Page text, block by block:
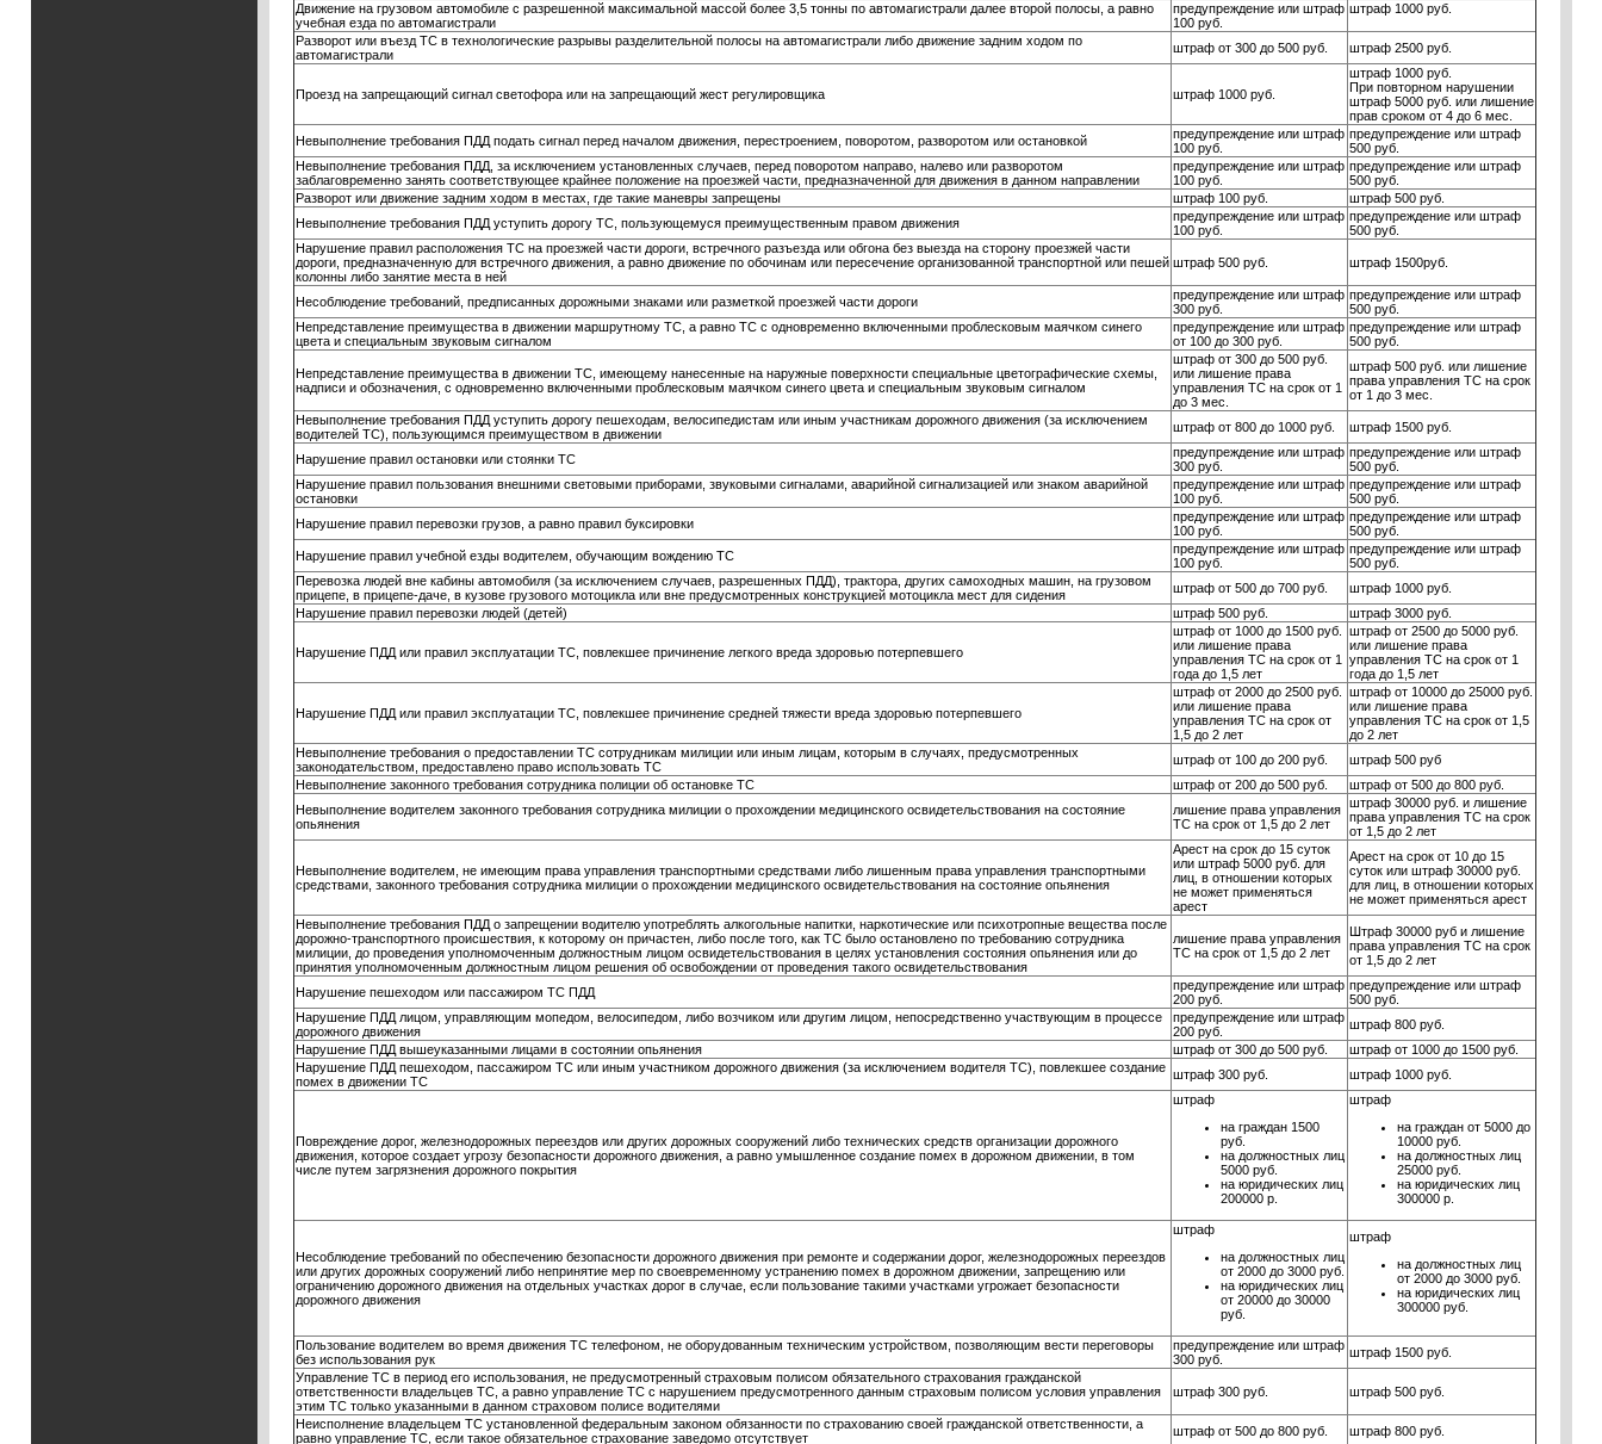
Движение на грузовом автомобиле с разрешенной максимальной массой более 3,5 тонны по автомагистрали далее второй полосы, а равно
учебная езда по автомагистрали
предупреждение или штраф
100 руб.
штраф 1000 руб.
Разворот или въезд ТС в технологические разрывы разделительной полосы на автомагистрали либо движение задним ходом по
автомагистрали
штраф от 300 до 500 руб. штраф 2500 руб.
Проезд на запрещающий сигнал светофора или на запрещающий жест регулировщика штраф 1000 руб.
штраф 1000 руб.
При повторном нарушении
штраф 5000 руб. или лишение
прав сроком от 4 до 6 мес.
Невыполнение требования ПДД подать сигнал перед началом движения, перестроением, поворотом, разворотом или остановкой
предупреждение или штраф
100 руб.
предупреждение или штраф
500 руб.
Невыполнение требования ПДД, за исключением установленных случаев, перед поворотом направо, налево или разворотом
заблаговременно занять соответствующее крайнее положение на проезжей части, предназначенной для движения в данном направлении
предупреждение или штраф
100 руб.
предупреждение или штраф
500 руб.
Разворот или движение задним ходом в местах, где такие маневры запрещены
штраф 100 руб.
штраф 500 руб.
Невыполнение требования ПДД уступить дорогу ТС, пользующемуся преимущественным правом движения
предупреждение или штраф
100 руб.
предупреждение или штраф
500 руб.
Нарушение правил расположения ТС на проезжей части дороги, встречного разъезда или обгона без выезда на сторону проезжей части
дороги, предназначенную для встречного движения, а равно движение по обочинам или пересечение организованной транспортной или пешей
колонны либо занятие места в ней
штраф 500 руб. штраф 1500руб.
Несоблюдение требований, предписанных дорожными знаками или разметкой проезжей части дороги
предупреждение или штраф
300 руб.
предупреждение или штраф
500 руб.
Непредставление преимущества в движении маршрутному ТС, а равно ТС с одновременно включенными проблесковым маячком синего
цвета и специальным звуковым сигналом
предупреждение или штраф
от 100 до 300 руб.
предупреждение или штраф
500 руб.
Непредставление преимущества в движении ТС, имеющему нанесенные на наружные поверхности специальные цветографические схемы,
надписи и обозначения, с одновременно включенными проблесковым маячком синего цвета и специальным звуковым сигналом
штраф от 300 до 500 руб.
или лишение права
управления ТС на срок от 1
до 3 мес.
штраф 500 руб. или лишение
права управления ТС на срок
от 1 до 3 мес.
Невыполнение требования ПДД уступить дорогу пешеходам, велосипедистам или иным участникам дорожного движения (за исключением
водителей ТС), пользующимся преимуществом в движении
штраф от 800 до 1000 руб. штраф 1500 руб.
Нарушение правил остановки или стоянки ТС
предупреждение или штраф
300 руб.
предупреждение или штраф
500 руб.
Нарушение правил пользования внешними световыми приборами, звуковыми сигналами, аварийной сигнализацией или знаком аварийной
остановки
предупреждение или штраф
100 руб.
предупреждение или штраф
500 руб.
Нарушение правил перевозки грузов, а равно правил буксировки
предупреждение или штраф
100 руб.
предупреждение или штраф
500 руб.
Нарушение правил учебной езды водителем, обучающим вождению ТС
предупреждение или штраф
100 руб.
предупреждение или штраф
500 руб.
Перевозка людей вне кабины автомобиля (за исключением случаев, разрешенных ПДД), трактора, других самоходных машин, на грузовом
прицепе, в прицепе-даче, в кузове грузового мотоцикла или вне предусмотренных конструкцией мотоцикла мест для сидения
штраф от 500 до 700 руб.
штраф 1000 руб.
Нарушение правил перевозки людей (детей)
штраф 500 руб. штраф 3000 руб.
Нарушение ПДД или правил эксплуатации ТС, повлекшее причинение легкого вреда здоровью потерпевшего
штраф от 1000 до 1500 руб.
или лишение права
управления ТС на срок от 1
года до 1,5 лет
штраф от 2500 до 5000 руб.
или лишение права
управления ТС на срок от 1
года до 1,5 лет
Нарушение ПДД или правил эксплуатации ТС, повлекшее причинение средней тяжести вреда здоровью потерпевшего
штраф от 2000 до 2500 руб.
или лишение права
управления ТС на срок от
1,5 до 2 лет
штраф от 10000 до 25000 руб.
или лишение права
управления ТС на срок от 1,5
до 2 лет
Невыполнение требования о предоставлении ТС сотрудникам милиции или иным лицам, которым в случаях, предусмотренных
законодательством, предоставлено право использовать ТС
штраф от 100 до 200 руб.
штраф 500 руб
Невыполнение законного требования сотрудника полиции об остановке ТС
штраф от 200 до 500 руб.
штраф от 500 до 800 руб.
Невыполнение водителем законного требования сотрудника милиции о прохождении медицинского освидетельствования на состояние
опьянения
лишение права управления
ТС на срок от 1,5 до 2 лет
штраф 30000 руб. и лишение
права управления ТС на срок
от 1,5 до 2 лет
Невыполнение водителем, не имеющим права управления транспортными средствами либо лишенным права управления транспортными
средствами, законного требования сотрудника милиции о прохождении медицинского освидетельствования на состояние опьянения
Арест на срок до 15 суток
или штраф 5000 руб. для
лиц, в отношении которых
не может применяться
арест
Арест на срок от 10 до 15
суток или штраф 30000 руб.
для лиц, в отношении которых
не может применяться арест
Невыполнение требования ПДД о запрещении водителю употреблять алкогольные напитки, наркотические или психотропные вещества после
дорожно-транспортного происшествия, к которому он причастен, либо после того, как ТС было остановлено по требованию сотрудника
милиции, до проведения уполномоченным должностным лицом освидетельствования в целях установления состояния опьянения или до
принятия уполномоченным должностным лицом решения об освобождении от проведения такого освидетельствования
лишение права управления
ТС на срок от 1,5 до 2 лет
Штраф 30000 руб и лишение
права управления ТС на срок
от 1,5 до 2 лет
Нарушение пешеходом или пассажиром ТС ПДД
предупреждение или штраф
200 руб.
предупреждение или штраф
500 руб.
Нарушение ПДД лицом, управляющим мопедом, велосипедом, либо возчиком или другим лицом, непосредственно участвующим в процессе
дорожного движения
предупреждение или штраф
200 руб.
штраф 800 руб.
Нарушение ПДД вышеуказанными лицами в состоянии опьянения
штраф от 300 до 500 руб.
штраф от 1000 до 1500 руб.
Нарушение ПДД пешеходом, пассажиром ТС или иным участником дорожного движения (за исключением водителя ТС), повлекшее создание
помех в движении ТС
штраф 300 руб. штраф 1000 руб.
Повреждение дорог, железнодорожных переездов или других дорожных сооружений либо технических средств организации дорожного
движения, которое создает угрозу безопасности дорожного движения, а равно умышленное создание помех в дорожном движении, в том
числе путем загрязнения дорожного покрытия
штраф
на граждан 1500
руб.
на должностных лиц
5000 руб.
на юридических лиц
200000 р.
штраф
на граждан от 5000 до
10000 руб.
на должностных лиц
25000 руб.
на юридических лиц
300000 р.
Несоблюдение требований по обеспечению безопасности дорожного движения при ремонте и содержании дорог, железнодорожных переездов
или других дорожных сооружений либо непринятие мер по своевременному устранению помех в дорожном движении, запрещению или
ограничению дорожного движения на отдельных участках дорог в случае, если пользование такими участками угрожает безопасности
дорожного движения
штраф
на должностных лиц
от 2000 до 3000 руб.
на юридических лиц
от 20000 до 30000
руб.
штраф
на должностных лиц
от 2000 до 3000 руб.
на юридических лиц
300000 руб.
Пользование водителем во время движения ТС телефоном, не оборудованным техническим устройством, позволяющим вести переговоры
без использования рук
предупреждение или штраф
300 руб.
штраф 1500 руб.
Управление ТС в период его использования, не предусмотренный страховым полисом обязательного страхования гражданской
ответственности владельцев ТС, а равно управление ТС с нарушением предусмотренного данным страховым полисом условия управления
этим ТС только указанными в данном страховом полисе водителями
штраф 300 руб. штраф 500 руб.
Неисполнение владельцем ТС установленной федеральным законом обязанности по страхованию своей гражданской ответственности, а
равно управление ТС, если такое обязательное страхование заведомо отсутствует
штраф от 500 до 800 руб. штраф 800 руб.